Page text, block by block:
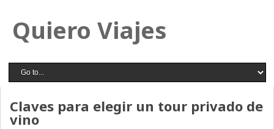
Quiero Viajes
Claves para elegir un tour privado de
vino